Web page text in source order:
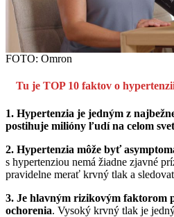
FOTO: Omron
Tu je TOP 10 faktov o
1. Hypertenzia je jedným z
postihuje milióny ľudí na celom
2. Hypertenzia môže byť
s hypertenziou nemá žiadne zjavné
pravidelne merať krvný tlak a
3. Je hlavným rizikovým faktorom
ochorenia. Vysoký krvný tlak je